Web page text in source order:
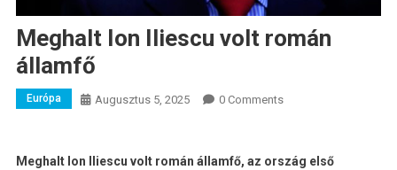
Meghalt Ion Iliescu volt román
államfő
Európa Augusztus 5, 2025 0 Comments
Meghalt Ion Iliescu volt román államfő, az ország első